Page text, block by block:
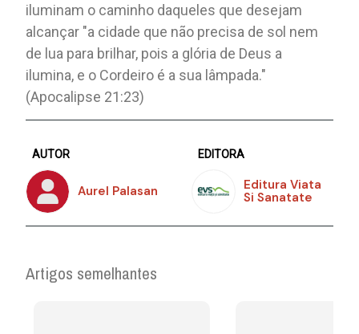
iluminam o caminho daqueles que desejam
alcançar "a cidade que não precisa de sol nem
de lua para brilhar, pois a glória de Deus a
ilumina, e o Cordeiro é a sua lâmpada."
(Apocalipse 21:23)
AUTOR
Aurel Palasan
EDITORA
Editura Viata
Si Sanatate
Artigos semelhantes